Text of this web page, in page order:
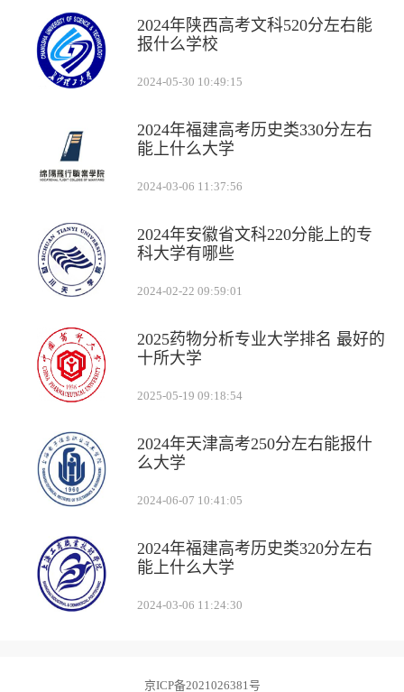
2024年陕西高考文科520分左右能
报什么学校
2024-05-30 10:49:15
2024年福建高考历史类330分左右
能上什么大学
2024-03-06 11:37:56
2024年安徽省文科220分能上的专
科大学有哪些
2024-02-22 09:59:01
2025药物分析专业大学排名 最好的
十所大学
2025-05-19 09:18:54
2024年天津高考250分左右能报什
么大学
2024-06-07 10:41:05
2024年福建高考历史类320分左右
能上什么大学
2024-03-06 11:24:30
京ICP备2021026381号